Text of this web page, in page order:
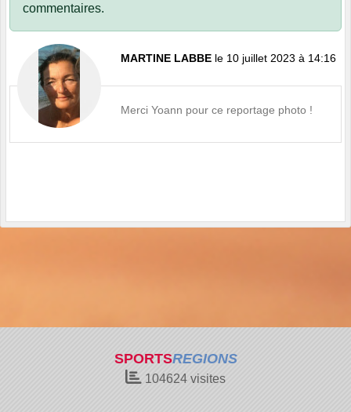
commentaires.
MARTINE LABBE le 10 juillet 2023 à 14:16
Merci Yoann pour ce reportage photo !
SPORTSREGIONS
104624 visites